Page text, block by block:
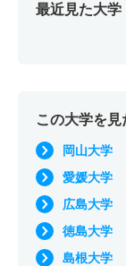
最近見た大学
この大学を
岡山大学
愛媛大学
広島大学
徳島大学
島根大学